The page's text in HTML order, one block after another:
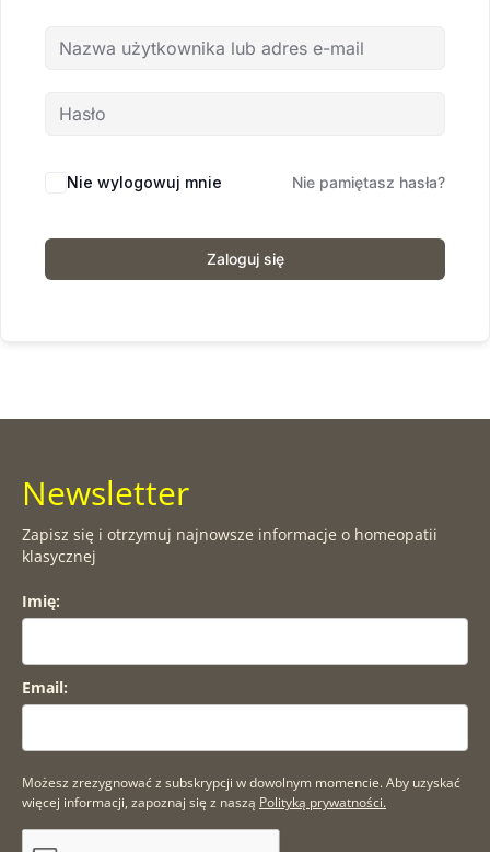
Nie wylogowuj mnie Nie pamiętasz hasła?
Zaloguj się
Newsletter
Zapisz się i otrzymuj najnowsze informacje o homeopatii
klasycznej
Imię:
Email:
Możesz zrezygnować z subskrypcji w dowolnym momencie. Aby uzyskać
więcej informacji, zapoznaj się z naszą Polityką prywatności.